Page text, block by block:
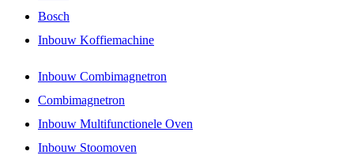
Bosch
Inbouw Koffiemachine
Inbouw Combimagnetron
Combimagnetron
Inbouw Multifunctionele Oven
Inbouw Stoomoven